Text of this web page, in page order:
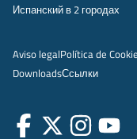
Испанский в 2 городах
Aviso legalPolítica de
DownloadsСсылки